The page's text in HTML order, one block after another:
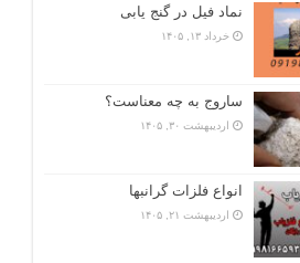
نماد فیل در گنج یابی
خرداد ۱۳, ۱۴۰۵
ساروج به چه معناست؟
اردیبهشت ۳۰, ۱۴۰۵
انواع فلزات گرانبها
اردیبهشت ۲۱, ۱۴۰۵